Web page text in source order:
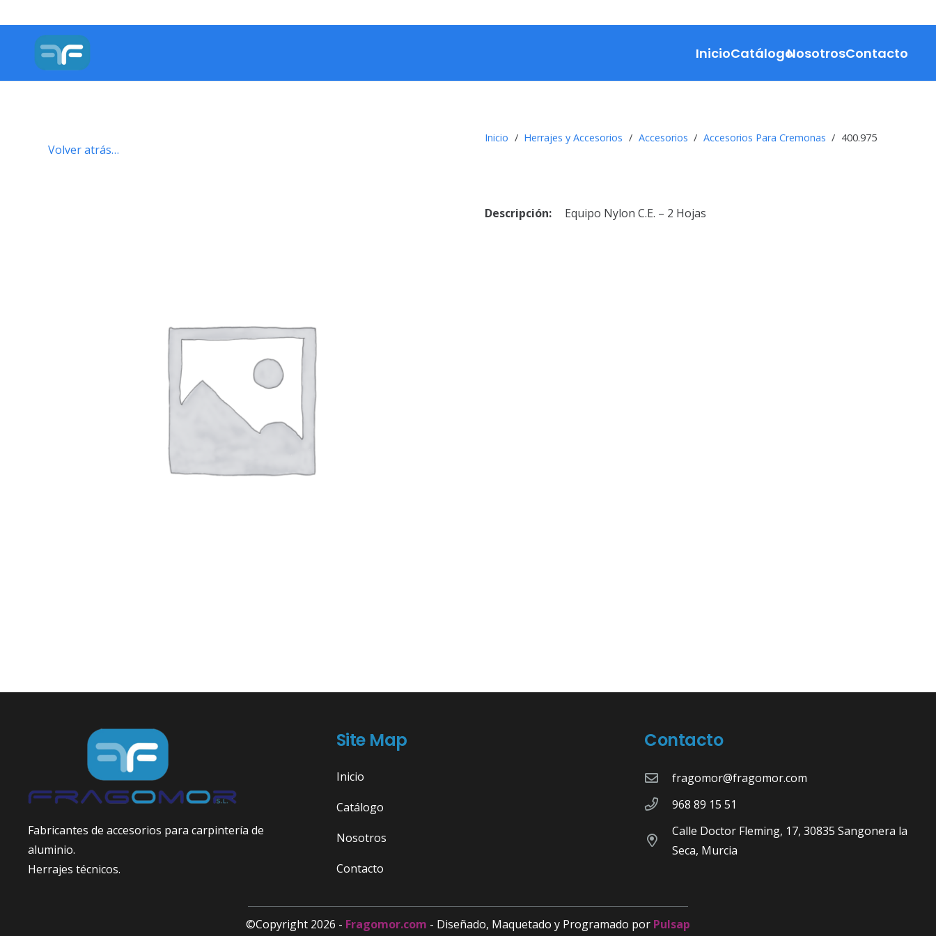
InicioCatálogoNosotrosContacto
Volver atrás…
Inicio / Herrajes y Accesorios / Accesorios / Accesorios Para Cremonas / 400.975
Descripción: Equipo Nylon C.E. – 2 Hojas
Fabricantes de accesorios para carpintería de
aluminio.
Herrajes técnicos.
Site Map
Inicio
Catálogo
Nosotros
Contacto
Contacto
fragomor@fragomor.com
968 89 15 51
Calle Doctor Fleming, 17, 30835 Sangonera la
Seca, Murcia
©Copyright 2026 - Fragomor.com - Diseñado, Maquetado y Programado por Pulsap